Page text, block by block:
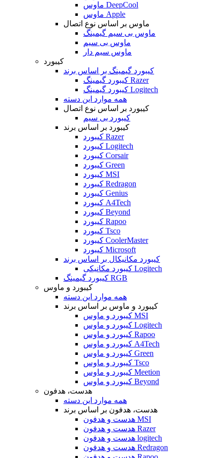
ماوس DeepCool
ماوس Apple
ماوس بر اساس نوع اتصال
ماوس بی سیم گیمینگ
ماوس بی سیم
ماوس سیم دار
کیبورد
کیبورد گیمینگ بر اساس برند
کیبورد گیمینگ Razer
کیبورد گیمینگ Logitech
همه موارد این دسته
کیبورد بر اساس نوع اتصال
کیبورد بی سیم
کیبورد بر اساس برند
کیبورد Razer
کیبورد Logitech
کیبورد Corsair
کیبورد Green
کیبورد MSI
کیبورد Redragon
کیبورد Genius
کیبورد A4Tech
کیبورد Beyond
کیبورد Rapoo
کیبورد Tsco
کیبورد CoolerMaster
کیبورد Microsoft
کیبورد مکانیکال بر اساس برند
کیبورد مکانیکی Logitech
کیبورد گیمینگ RGB
کیبورد و ماوس
همه موارد این دسته
کیبورد و ماوس بر اساس برند
کیبورد و ماوس MSI
کیبورد و ماوس Logitech
کیبورد و ماوس Rapoo
کیبورد و ماوس A4Tech
کیبورد و ماوس Green
کیبورد و ماوس Tsco
کیبورد و ماوس Meetion
کیبورد و ماوس Beyond
هدست، هدفون
همه موارد این دسته
هدست، هدفون بر اساس برند
هدست و هدفون MSI
هدست و هدفون Razer
هدست و هدفون logitech
هدست و هدفون Redragon